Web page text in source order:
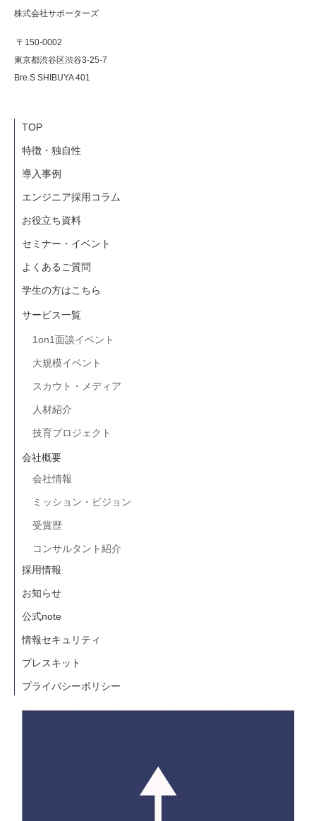
株式会社サポーターズ
〒150-0002
東京都渋谷区渋谷3-25-7
Bre.S SHIBUYA 401
TOP
特徴・独自性
導入事例
エンジニア採用コラム
お役立ち資料
セミナー・イベント
よくあるご質問
学生の方はこちら
サービス一覧
1on1面談イベント
大規模イベント
スカウト・メディア
人材紹介
技育プロジェクト
会社概要
会社情報
ミッション・ビジョン
受賞歴
コンサルタント紹介
採用情報
お知らせ
公式note
情報セキュリティ
プレスキット
プライバシーポリシー